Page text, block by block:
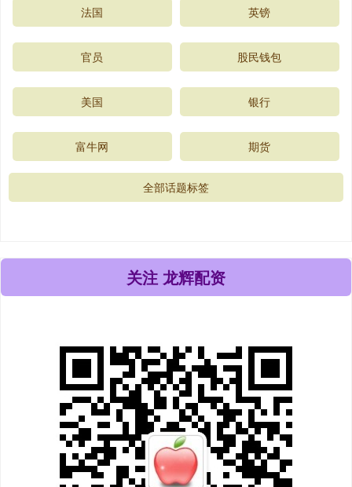
法国 英镑
官员 股民钱包
美国 银行
富牛网 期货
全部话题标签
关注 龙辉配资